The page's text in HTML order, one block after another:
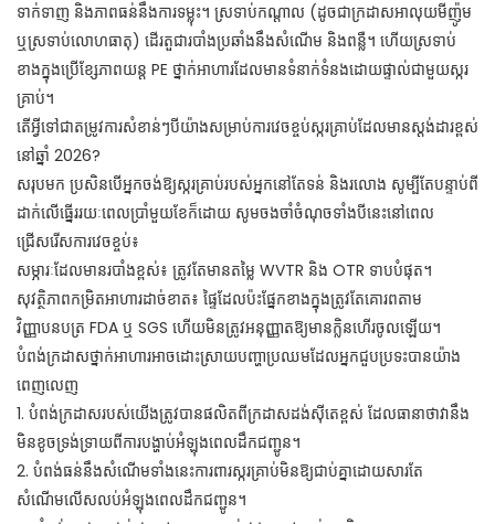
ទាក់ទាញ និងភាពធន់នឹងការទម្លុះ។ ស្រទាប់កណ្តាល (ដូចជាក្រដាសអាលុយមីញ៉ូម
ឬស្រទាប់លោហធាតុ) ដើរតួជារបាំងប្រឆាំងនឹងសំណើម និងពន្លឺ។ ហើយស្រទាប់
ខាងក្នុងប្រើខ្សែភាពយន្ត PE ថ្នាក់អាហារដែលមានទំនាក់ទំនងដោយផ្ទាល់ជាមួយស្ករ
គ្រាប់។
តើ​អ្វី​ទៅ​ជា​តម្រូវការ​សំខាន់ៗ​បី​យ៉ាង​សម្រាប់​ការ​វេច​ខ្ចប់​ស្ករ​គ្រាប់​ដែល​មាន​ស្តង់ដារ​ខ្ពស់​
នៅ​ឆ្នាំ 2026?
សរុបមក ប្រសិនបើអ្នកចង់ឱ្យស្ករគ្រាប់របស់អ្នកនៅតែទន់ និងរលោង សូម្បីតែបន្ទាប់ពី
ដាក់លើធ្នើររយៈពេលប្រាំមួយខែក៏ដោយ សូមចងចាំចំណុចទាំងបីនេះនៅពេល
ជ្រើសរើសការវេចខ្ចប់៖
សម្ភារៈដែលមានរបាំងខ្ពស់៖ ត្រូវតែមានតម្លៃ WVTR និង OTR ទាបបំផុត។
សុវត្ថិភាព​កម្រិត​អាហារ​ដាច់ខាត៖ ផ្ទៃ​ដែល​ប៉ះ​ផ្នែក​ខាងក្នុង​ត្រូវតែ​គោរព​តាម​
វិញ្ញាបនបត្រ FDA ​​ឬ SGS ហើយ​មិនត្រូវ​អនុញ្ញាត​ឱ្យ​មាន​ក្លិន​ហើរ​ចូល​ឡើយ។
បំពង់ក្រដាសថ្នាក់អាហារអាចដោះស្រាយបញ្ហាប្រឈមដែលអ្នកជួបប្រទះបានយ៉ាង
ពេញលេញ
1. បំពង់ក្រដាសរបស់យើងត្រូវបានផលិតពីក្រដាសដង់ស៊ីតេខ្ពស់ ដែលធានាថាវានឹង
មិនខូចទ្រង់ទ្រាយពីការបង្ហាប់អំឡុងពេលដឹកជញ្ជូន។
2. បំពង់ធន់នឹងសំណើមទាំងនេះការពារស្ករគ្រាប់មិនឱ្យជាប់គ្នាដោយសារតែ
សំណើមលើសលប់អំឡុងពេលដឹកជញ្ជូន។